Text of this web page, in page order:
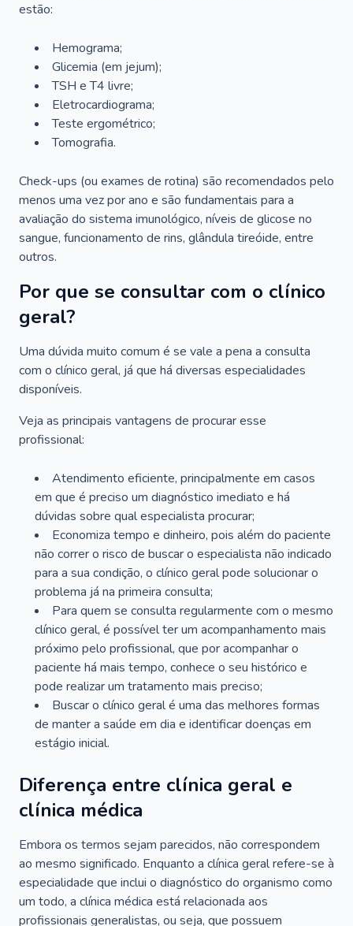
estão:
Hemograma;
Glicemia (em jejum);
TSH e T4 livre;
Eletrocardiograma;
Teste ergométrico;
Tomografia.
Check-ups (ou exames de rotina) são recomendados pelo
menos uma vez por ano e são fundamentais para a
avaliação do sistema imunológico, níveis de glicose no
sangue, funcionamento de rins, glândula tireóide, entre
outros.
Por que se consultar com o clínico
geral?
Uma dúvida muito comum é se vale a pena a consulta
com o clínico geral, já que há diversas especialidades
disponíveis.
Veja as principais vantagens de procurar esse
profissional:
Atendimento eficiente, principalmente em casos
em que é preciso um diagnóstico imediato e há
dúvidas sobre qual especialista procurar;
Economiza tempo e dinheiro, pois além do paciente
não correr o risco de buscar o especialista não indicado
para a sua condição, o clínico geral pode solucionar o
problema já na primeira consulta;
Para quem se consulta regularmente com o mesmo
clínico geral, é possível ter um acompanhamento mais
próximo pelo profissional, que por acompanhar o
paciente há mais tempo, conhece o seu histórico e
pode realizar um tratamento mais preciso;
Buscar o clínico geral é uma das melhores formas
de manter a saúde em dia e identificar doenças em
estágio inicial.
Diferença entre clínica geral e
clínica médica
Embora os termos sejam parecidos, não correspondem
ao mesmo significado. Enquanto a clínica geral refere-se à
especialidade que inclui o diagnóstico do organismo como
um todo, a clínica médica está relacionada aos
profissionais generalistas, ou seja, que possuem